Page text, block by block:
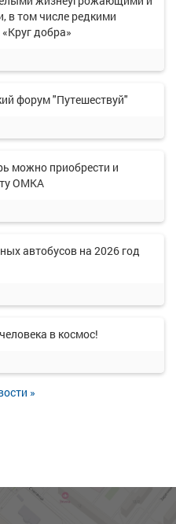
в том числе редкими
добра»
форум "Путешествуй"
можно приобрести и
ОМКА
автобусов на 2026 год
в космос!
»